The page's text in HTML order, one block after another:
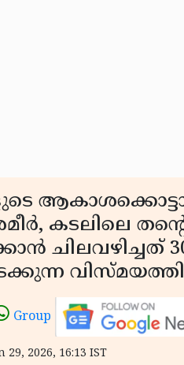
കടലിലെ
ചിലവഴിച്ചത്
Group
29, 2026, 16:13 IST